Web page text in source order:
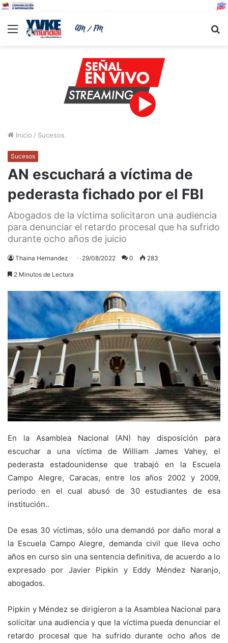
Menu
Inicio / Sucesos
Sucesos
AN escuchará a víctima de
pederasta fichado por el FBI
Abogados de la víctima solicitaron una audiencia
para denunciar el retardo procesal que ha sufrido
durante ocho años de juicio
Thaina Hernandez 29/08/2022 0 283
2 Minutos de Lectura
En la Asamblea Nacional (AN) hay disposición para
escuchar a una víctima de William James Vahey, el
pederasta estadounidense que trabajó en la Escuela
Campo Alegre, Caracas, entre los años 2002 y 2009,
periodo en el cual abusó de 30 estudiantes de esa
institución..
De esas 30 víctimas, sólo una demandó por daño moral a
la Escuela Campo Alegre, demanda civil que lleva ocho
años en curso sin una sentencia definitiva, de acuerdo a lo
expresado por Javier Pipkin y Eddy Méndez Naranjo,
abogados.
Pipkin y Méndez se dirigieron a la Asamblea Nacional para
solicitar una audiencia y que la víctima pueda denunciar el
retardo procesal que ha sufrido durante ocho años de